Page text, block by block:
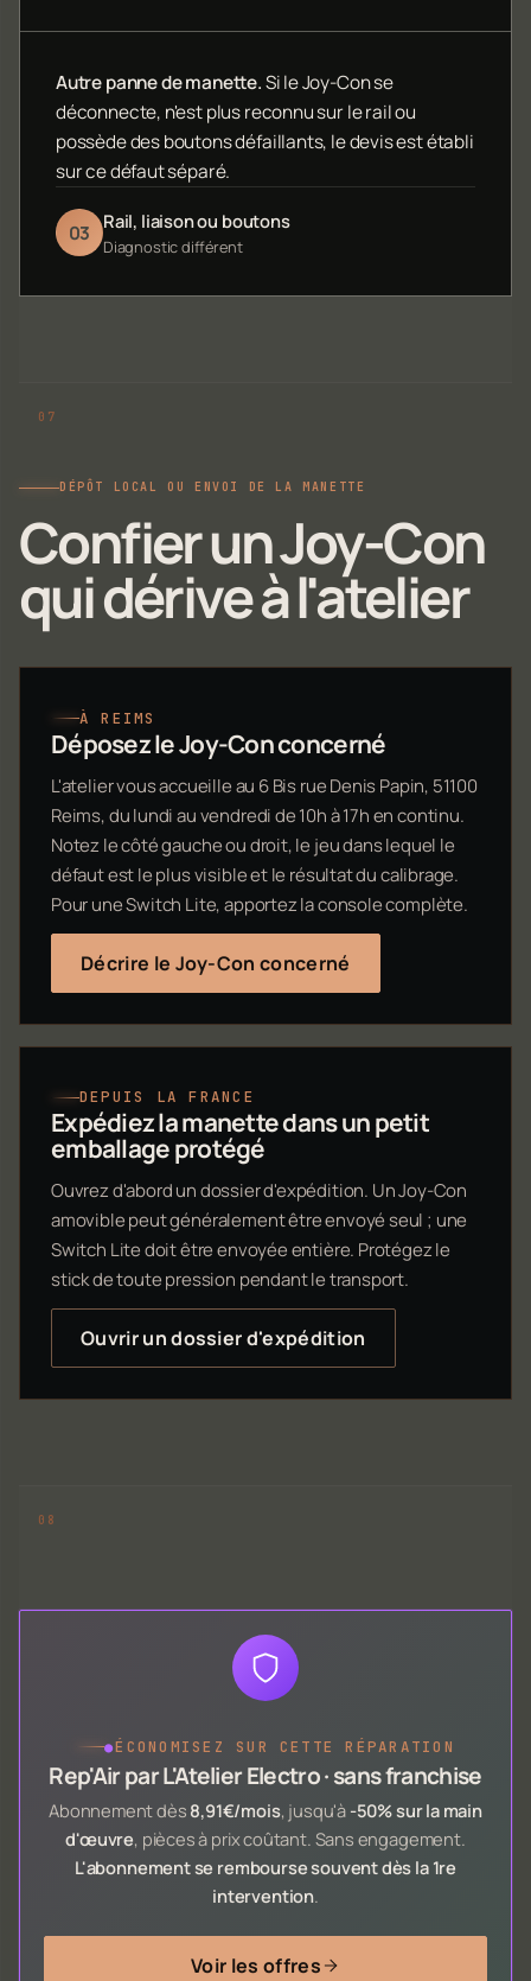
Autre panne de manette.Si le Joy-Con se
déconnecte, n'est plus reconnu sur le rail ou
possède des boutons défaillants, le devis est établi
sur ce défaut séparé.
03 Rail, liaison ou boutons
Diagnostic différent
DÉPÔT LOCAL OU ENVOI DE LA MANETTE
Confier un Joy-Con
qui dérive à l'atelier
À REIMS
Déposez le Joy-Con concerné
L'atelier vous accueille au 6 Bis rue Denis Papin, 51100
Reims, du lundi au vendredi de 10h à 17h en continu.
Notez le côté gauche ou droit, le jeu dans lequel le
défaut est le plus visible et le résultat du calibrage.
Pour une Switch Lite, apportez la console complète.
Décrire le Joy-Con concerné
DEPUIS LA FRANCE
Expédiez la manette dans un petit
emballage protégé
Ouvrez d'abord un dossier d'expédition. Un Joy-Con
amovible peut généralement être envoyé seul ; une
Switch Lite doit être envoyée entière. Protégez le
stick de toute pression pendant le transport.
Ouvrir un dossier d'expédition
●ÉCONOMISEZ SUR CETTE RÉPARATION
Rep'Air par L'Atelier Electro · sans franchise
Abonnement dès 8,91€/mois, jusqu'à -50% sur la main
d'œuvre, pièces à prix coûtant. Sans engagement.
L'abonnement se rembourse souvent dès la 1re
intervention
Voir les offres